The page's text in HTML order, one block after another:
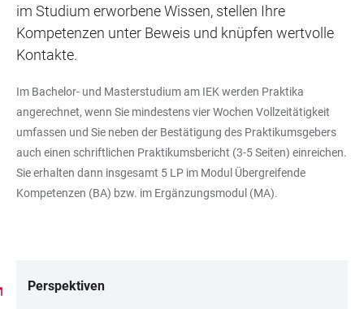
im Studium erworbene Wissen, stellen Ihre
Kompetenzen unter Beweis und knüpfen wertvolle
Kontakte.
Im Bachelor- und Masterstudium am IEK werden Praktika
angerechnet, wenn Sie mindestens vier Wochen Vollzeitätigkeit
umfassen und Sie neben der Bestätigung des Praktikumsgebers
auch einen schriftlichen Praktikumsbericht (3-5 Seiten) einreichen.
Sie erhalten dann insgesamt 5 LP im Modul Übergreifende
Kompetenzen (BA) bzw. im Ergänzungsmodul (MA).
Perspektiven